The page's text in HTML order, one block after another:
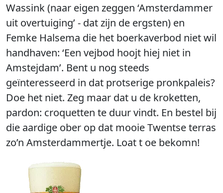
Wassink (naar eigen zeggen ‘Amsterdammer
uit overtuiging’ - dat zijn de ergsten) en
Femke Halsema die het boerkaverbod niet wil
handhaven: ‘Een vejbod hoojt hiej niet in
Amstejdam’. Bent u nog steeds
geïnteresseerd in dat protserige pronkpaleis?
Doe het niet. Zeg maar dat u de kroketten,
pardon: croquetten te duur vindt. En bestel bij
die aardige ober op dat mooie Twentse terras
zo’n Amsterdammertje. Loat t oe bekomn!